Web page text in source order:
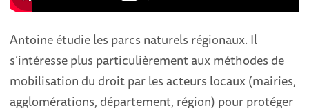
Antoine étudie les parcs naturels régionaux. Il
s’intéresse plus particulièrement aux méthodes de
mobilisation du droit par les acteurs locaux (mairies,
agglomérations, département, région) pour protéger